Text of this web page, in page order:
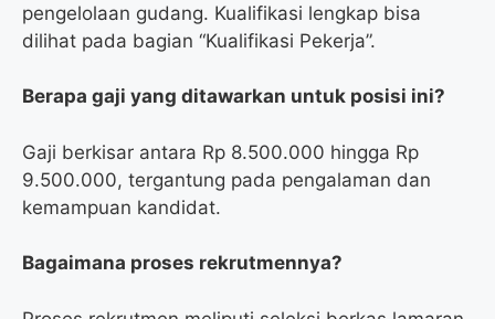
pengelolaan gudang. Kualifikasi lengkap bisa
dilihat pada bagian “Kualifikasi Pekerja”.
Berapa gaji yang ditawarkan untuk posisi ini?
Gaji berkisar antara Rp 8.500.000 hingga Rp
9.500.000, tergantung pada pengalaman dan
kemampuan kandidat.
Bagaimana proses rekrutmennya?